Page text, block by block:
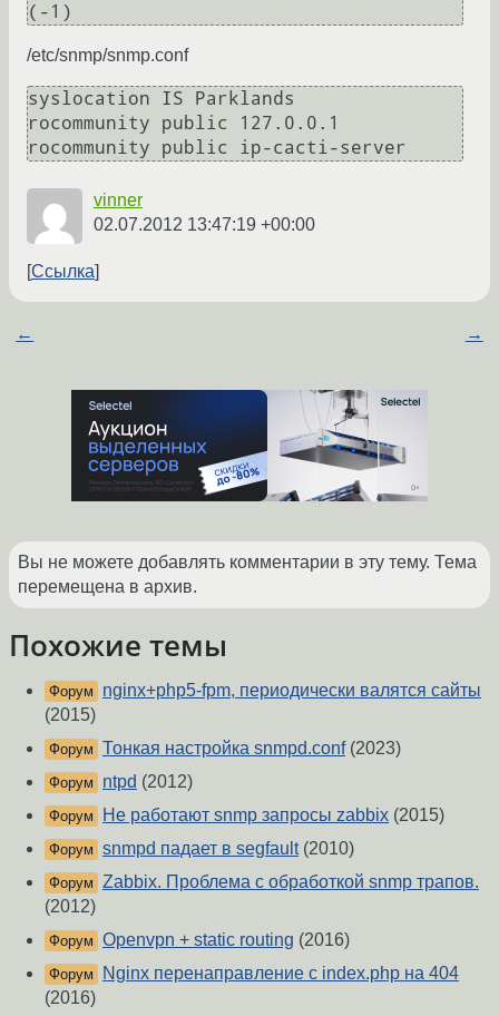
(-1)
/etc/snmp/snmp.conf
syslocation IS Parklands
rocommunity public 127.0.0.1
vinner
02.07.2012 13:47:19 +00:00
Ссылка
← →
Вы не можете добавлять комментарии в эту тему. Тема
перемещена в архив.
Похожие темы
Форум
nginx+php5-fpm, периодически валятся сайты
(2015)
Форум Тонкая настройка snmpd.conf(2023)
Форум ntpd (2012)
Форум Не работают snmp запросы zabbix (2015)
Форум snmpd падает в segfault(2010)
Форум Zabbix. Проблема с обработкой snmp трапов.
(2012)
Форум Openvpn + static routing (2016)
Форум
Nginx перенаправление с index.php на 404
(2016)